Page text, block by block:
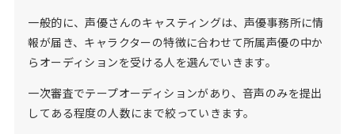
一般的に、声優さんのキャスティングは、声優事務所に情
報が届き、キャラクターの特徴に合わせて所属声優の中か
らオーディションを受ける人を選んでいきます。
一次審査でテープオーディションがあり、音声のみを提出
してある程度の人数にまで絞っていきます。